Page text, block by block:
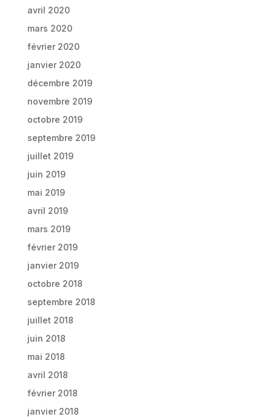
avril 2020
mars 2020
février 2020
janvier 2020
décembre 2019
novembre 2019
octobre 2019
septembre 2019
juillet 2019
juin 2019
mai 2019
avril 2019
mars 2019
février 2019
janvier 2019
octobre 2018
septembre 2018
juillet 2018
juin 2018
mai 2018
avril 2018
février 2018
janvier 2018